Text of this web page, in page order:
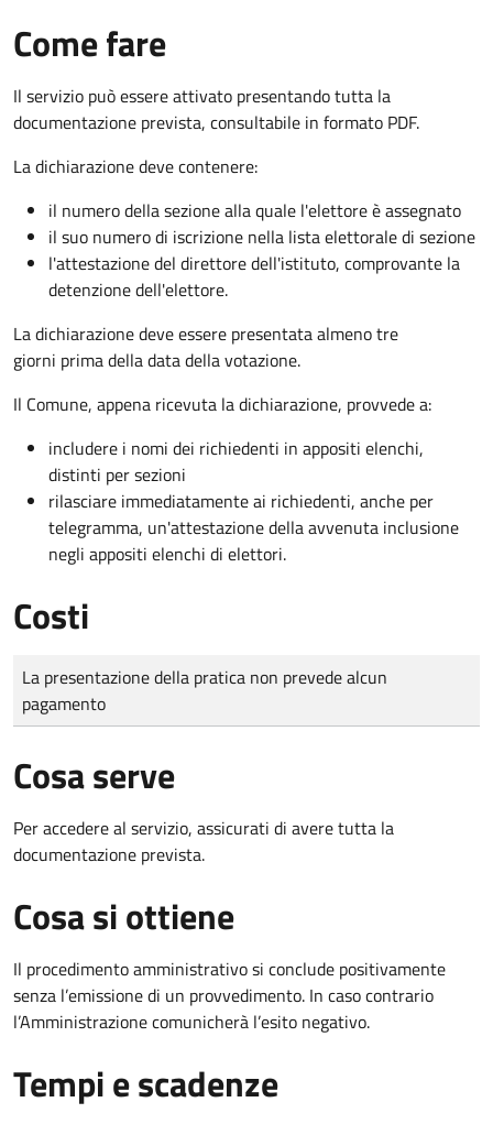
Come fare
Il servizio può essere attivato presentando tutta la
documentazione prevista, consultabile in formato PDF.
La dichiarazione deve contenere:
il numero della sezione alla quale l'elettore è assegnato
il suo numero di iscrizione nella lista elettorale di sezione
l'attestazione del direttore dell'istituto, comprovante la
detenzione dell'elettore.
La dichiarazione deve essere presentata almeno tre
giorni prima della data della votazione.
Il Comune, appena ricevuta la dichiarazione, provvede a:
includere i nomi dei richiedenti in appositi elenchi,
distinti per sezioni
rilasciare immediatamente ai richiedenti, anche per
telegramma, un'attestazione della avvenuta inclusione
negli appositi elenchi di elettori.
Costi
Tipo di pagamento
Importo
La presentazione della pratica non prevede alcun
pagamento
Cosa serve
Per accedere al servizio, assicurati di avere tutta la
documentazione prevista.
Cosa si ottiene
Il procedimento amministrativo si conclude positivamente
senza l’emissione di un provvedimento. In caso contrario
l’Amministrazione comunicherà l’esito negativo.
Tempi e scadenze